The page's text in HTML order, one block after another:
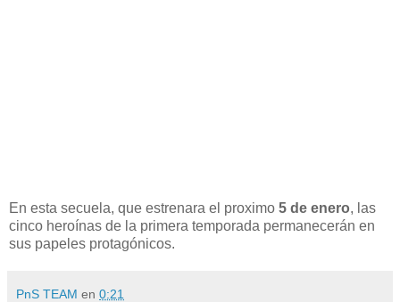
En esta secuela, que estrenara el proximo 5 de enero, las
cinco heroínas de la primera temporada permanecerán en
sus papeles protagónicos.
PnS TEAM en 0:21